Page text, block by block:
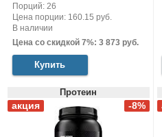
Порций: 26
Цена порции: 160.15 руб.
В наличии
Цена со скидкой 7%: 3 873 руб.
Купить
Протеин